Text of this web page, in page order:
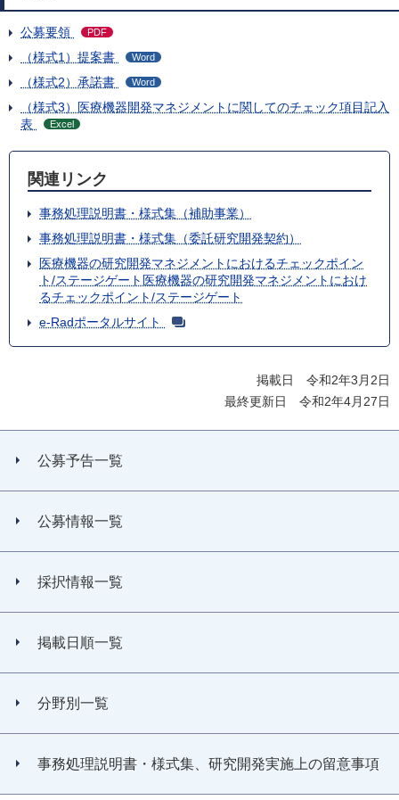
公募要領 PDF
（様式1）提案書 Word
（様式2）承諾書 Word
（様式3）医療機器開発マネジメントに関してのチェック項目記入
表
Excel
関連リンク
事務処理説明書・様式集（補助事業）
事務処理説明書・様式集（委託研究開発契約）
医療機器の研究開発マネジメントにおけるチェックポイン
ト/ステージゲート医療機器の研究開発マネジメントにおけ
るチェックポイント/ステージゲート
e-Radポータルサイト
掲載日 令和2年3月2日
最終更新日 令和2年4月27日
公募予告一覧
公募情報一覧
採択情報一覧
掲載日順一覧
分野別一覧
事務処理説明書・様式集、研究開発実施上の留意事項